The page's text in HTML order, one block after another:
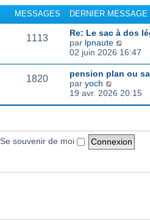
r
m
e
s
s
a
g
e
r
n
e
r
m
e
s
a
g
u
t
e
r
l
e
d
e
r
n
r
m
e
s
MESSAGES DERNIER MESSAGE
1113
Re: Le sac à dos
par lpnaute
o
s
l
l
e
d
02 juin 2026 16:47
1820
pension plan ou
par yoch
o
l
t
e
l
19 avr. 2026 20:15
Se souvenir de moi